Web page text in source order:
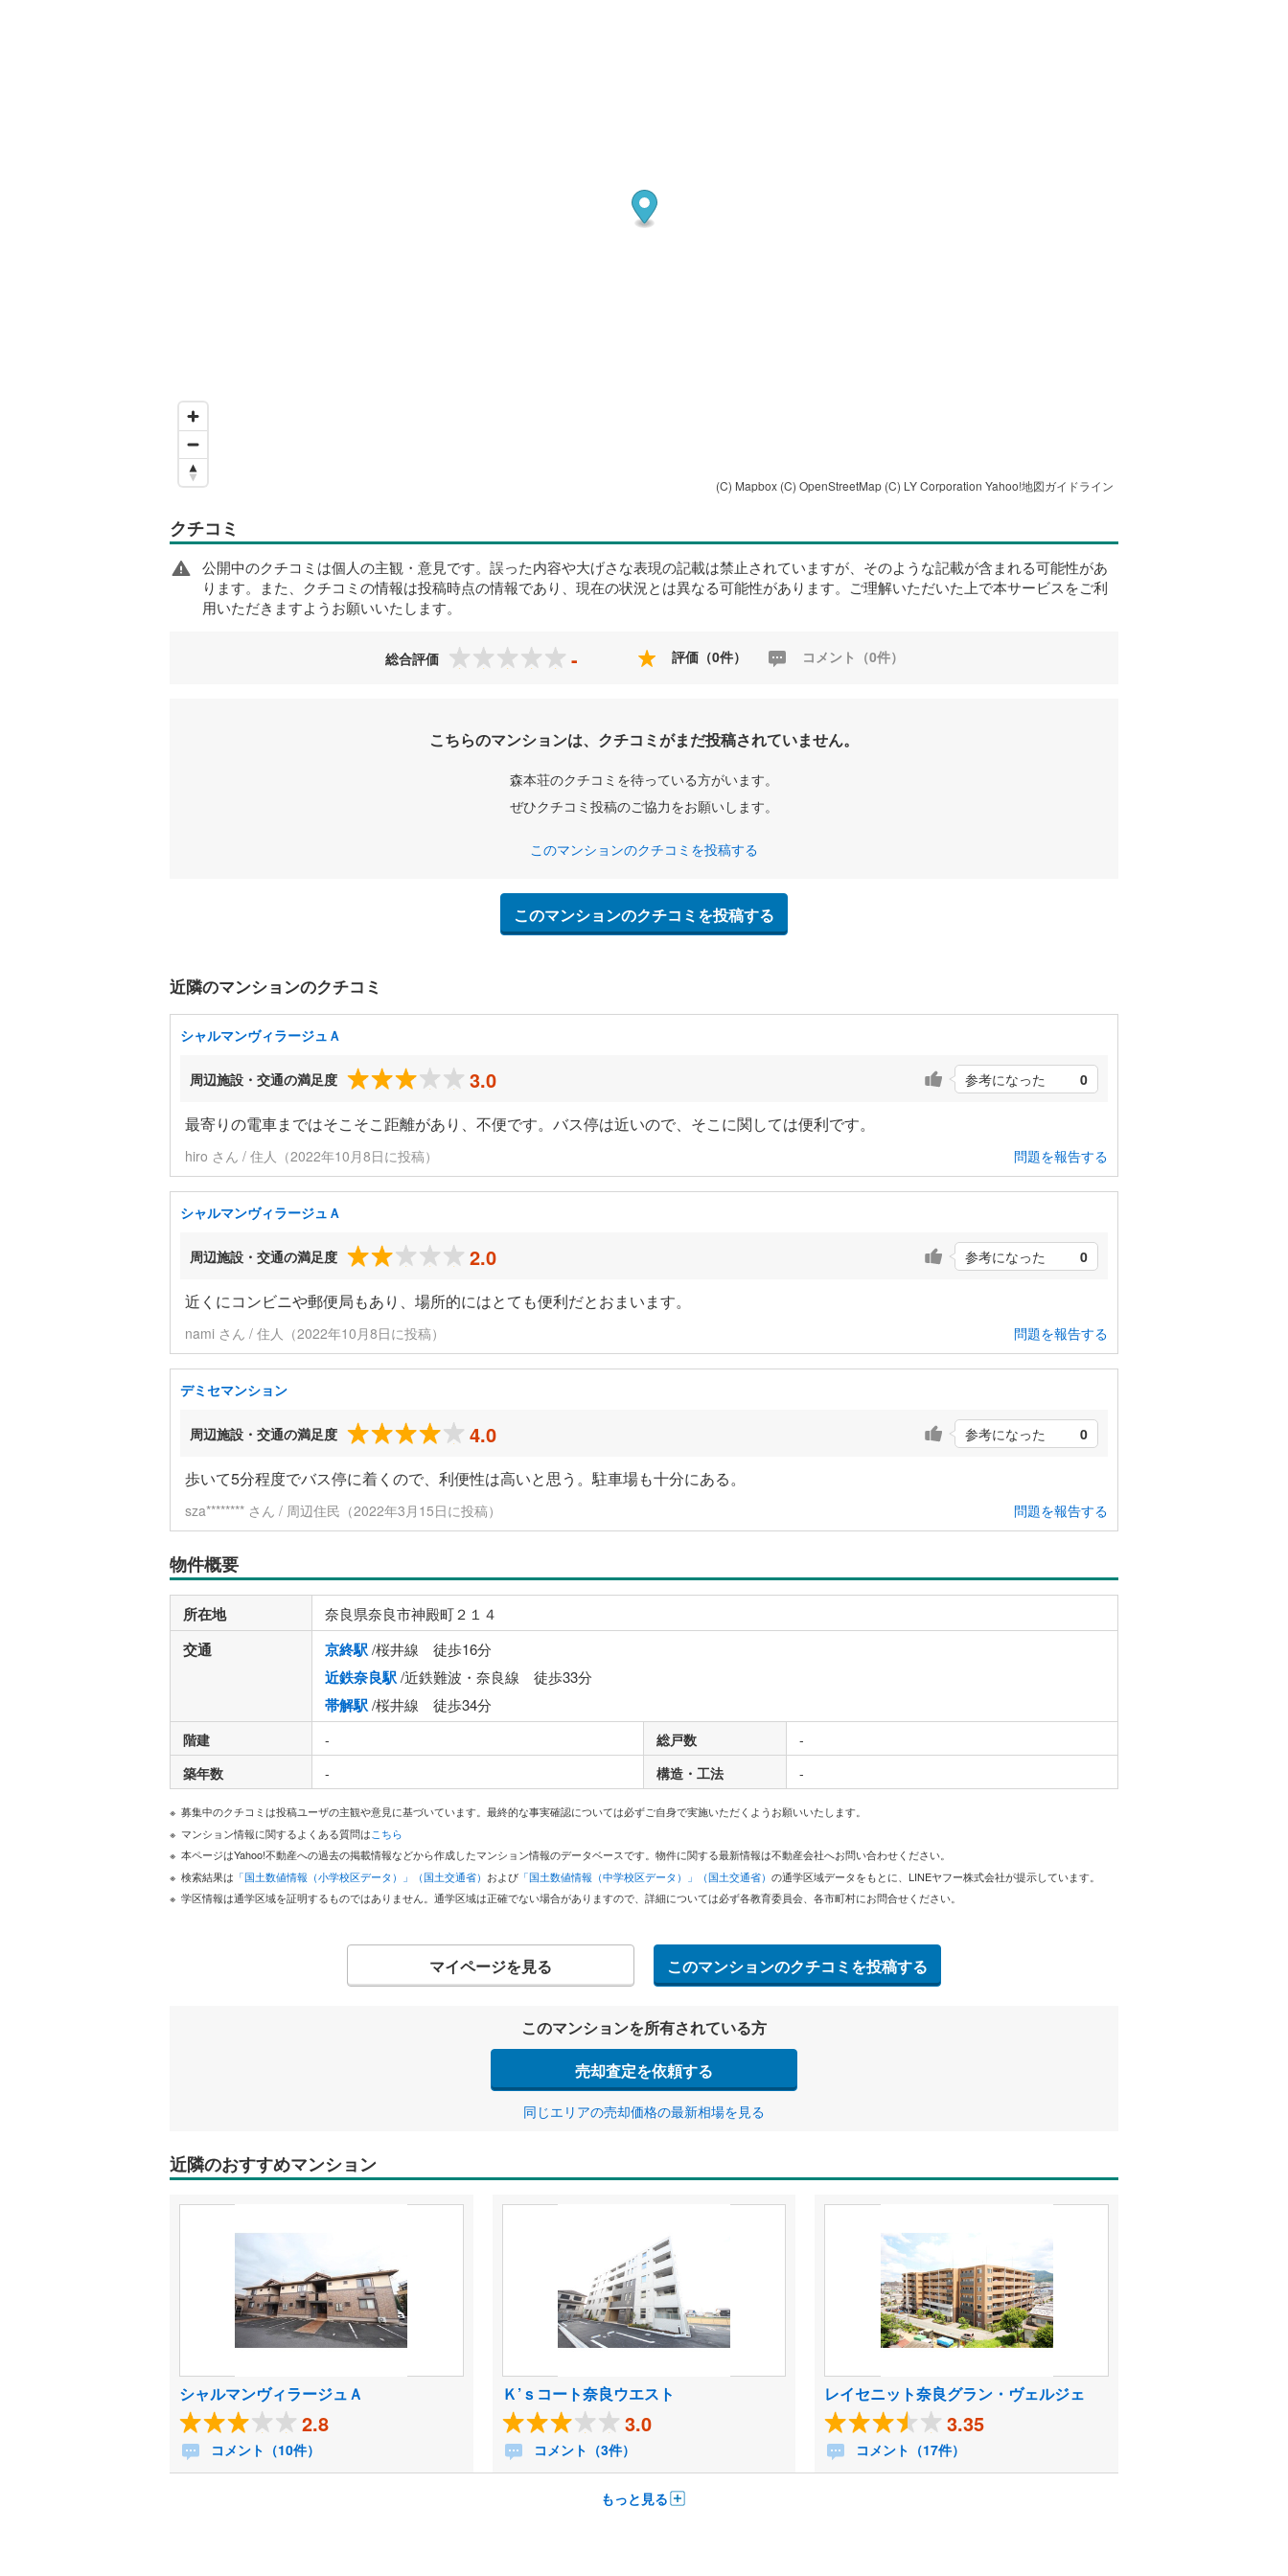
(C) Mapbox (C) OpenStreetMap (C) LY Corporation Yahoo!地図ガイドライン
クチコミ
公開中のクチコミは個人の主観・意見です。誤った内容や大げさな表現の記載は禁止されていますが、そのような記載が含まれる可能性があ
ります。また、クチコミの情報は投稿時点の情報であり、現在の状況とは異なる可能性があります。ご理解いただいた上で本サービスをご利
用いただきますようお願いいたします。
総合評価 - 評価（0件） コメント（0件）
こちらのマンションは、クチコミがまだ投稿されていません。
森本荘のクチコミを待っている方がいます。
ぜひクチコミ投稿のご協力をお願いします。
このマンションのクチコミを投稿する
このマンションのクチコミを投稿する
近隣のマンションのクチコミ
シャルマンヴィラージュＡ
周辺施設・交通の満足度 3.0 参考になった 0
最寄りの電車まではそこそこ距離があり、不便です。バス停は近いので、そこに関しては便利です。
hiro さん / 住人（2022年10月8日に投稿） 問題を報告する
シャルマンヴィラージュＡ
周辺施設・交通の満足度 2.0 参考になった 0
近くにコンビニや郵便局もあり、場所的にはとても便利だとおまいます。
nami さん / 住人（2022年10月8日に投稿） 問題を報告する
デミセマンション
周辺施設・交通の満足度 4.0 参考になった 0
歩いて5分程度でバス停に着くので、利便性は高いと思う。駐車場も十分にある。
sza******** さん / 周辺住民（2022年3月15日に投稿） 問題を報告する
物件概要
所在地 奈良県奈良市神殿町２１４
交通 京終駅/桜井線 徒歩16分
近鉄奈良駅/近鉄難波・奈良線 徒歩33分
帯解駅/桜井線 徒歩34分
階建 - 総戸数
-
築年数
- 構造・工法 -
募集中のクチコミは投稿ユーザの主観や意見に基づいています。最終的な事実確認については必ずご自身で実施いただくようお願いいたします。
マンション情報に関するよくある質問はこちら
本ページはYahoo!不動産への過去の掲載情報などから作成したマンション情報のデータベースです。物件に関する最新情報は不動産会社へお問い合わせください。
検索結果は 「国土数値情報（小学校区データ）」（国土交通省） および 「国土数値情報（中学校区データ）」（国土交通省） の通学区域データをもとに、LINEヤフー株式会社が提示しています。
学区情報は通学区域を証明するものではありません。通学区域は正確でない場合がありますので、詳細については必ず各教育委員会、各市町村にお問合せください。
マイページを見る このマンションのクチコミを投稿する
このマンションを所有されている方
売却査定を依頼する
同じエリアの売却価格の最新相場を見る
近隣のおすすめマンション
シャルマンヴィラージュＡ
2.8
コメント（10件）
Ｋ’ｓコート奈良ウエスト
3.0
コメント（3件）
レイセニット奈良グラン・ヴェルジェ
3.35
コメント（17件）
もっと見る